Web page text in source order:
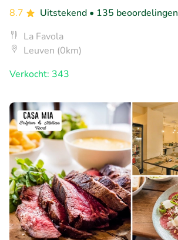
8.7
Uitstekend • 135 beoordelingen
La Favola
Leuven (0km)
Verkocht: 343